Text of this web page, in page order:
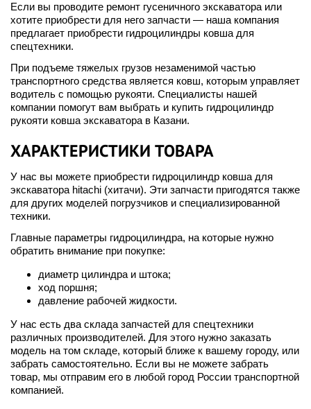
Если вы проводите ремонт гусеничного экскаватора или
хотите приобрести для него запчасти — наша компания
предлагает приобрести гидроцилиндры ковша для
спецтехники.
При подъеме тяжелых грузов незаменимой частью
транспортного средства является ковш, которым управляет
водитель с помощью рукояти. Специалисты нашей
компании помогут вам выбрать и купить гидроцилиндр
рукояти ковша экскаватора в Казани.
ХАРАКТЕРИСТИКИ ТОВАРА
У нас вы можете приобрести гидроцилиндр ковша для
экскаватора hitachi (хитачи). Эти запчасти пригодятся также
для других моделей погрузчиков и специализированной
техники.
Главные параметры гидроцилиндра, на которые нужно
обратить внимание при покупке:
диаметр цилиндра и штока;
ход поршня;
давление рабочей жидкости.
У нас есть два склада запчастей для спецтехники
различных производителей. Для этого нужно заказать
модель на том складе, который ближе к вашему городу, или
забрать самостоятельно. Если вы не можете забрать
товар, мы отправим его в любой город России транспортной
компанией.